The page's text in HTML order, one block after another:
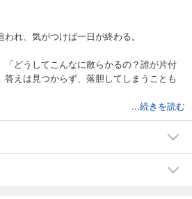
れ、気がつけば一日が終わる。
どうしてこんなに散らかるの？誰が片付
えは見つからず、落胆してしまうことも
めの一冊です。
て育った私は、片付けてもすぐ散らかる現
暮らしとは違う日々にモヤモヤしていま
...続きを読む